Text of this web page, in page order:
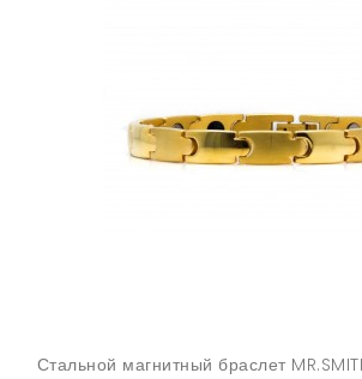
Стальной магнитный браслет